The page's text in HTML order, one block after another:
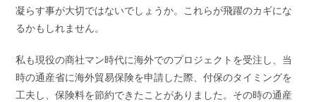
凝らす事が大切ではないでしょうか。これらが飛躍のカギにな
るかもしれません。
私も現役の商社マン時代に海外でのプロジェクトを受注し、当
時の通産省に海外貿易保険を申請した際、付保のタイミングを
工夫し、保険料を節約できたことがありました。その時の通産